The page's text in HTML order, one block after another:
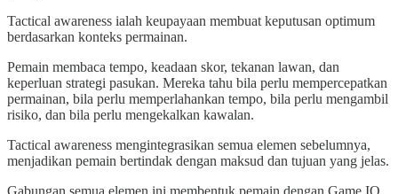
Tactical awareness ialah keupayaan membuat keputusan optimum
berdasarkan konteks permainan.
Pemain membaca tempo, keadaan skor, tekanan lawan, dan
keperluan strategi pasukan. Mereka tahu bila perlu mempercepatkan
permainan, bila perlu memperlahankan tempo, bila perlu mengambil
risiko, dan bila perlu mengekalkan kawalan.
Tactical awareness mengintegrasikan semua elemen sebelumnya,
menjadikan pemain bertindak dengan maksud dan tujuan yang jelas.
Gabungan semua elemen ini membentuk pemain dengan Game IQ